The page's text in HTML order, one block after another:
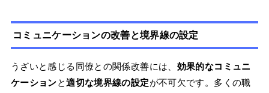
コミュニケーションの改善と境界線の設定
うざいと感じる同僚との関係改善には、 効果的なコミュニ
ケーションと適切な境界線の設定が不可欠です。多くの職